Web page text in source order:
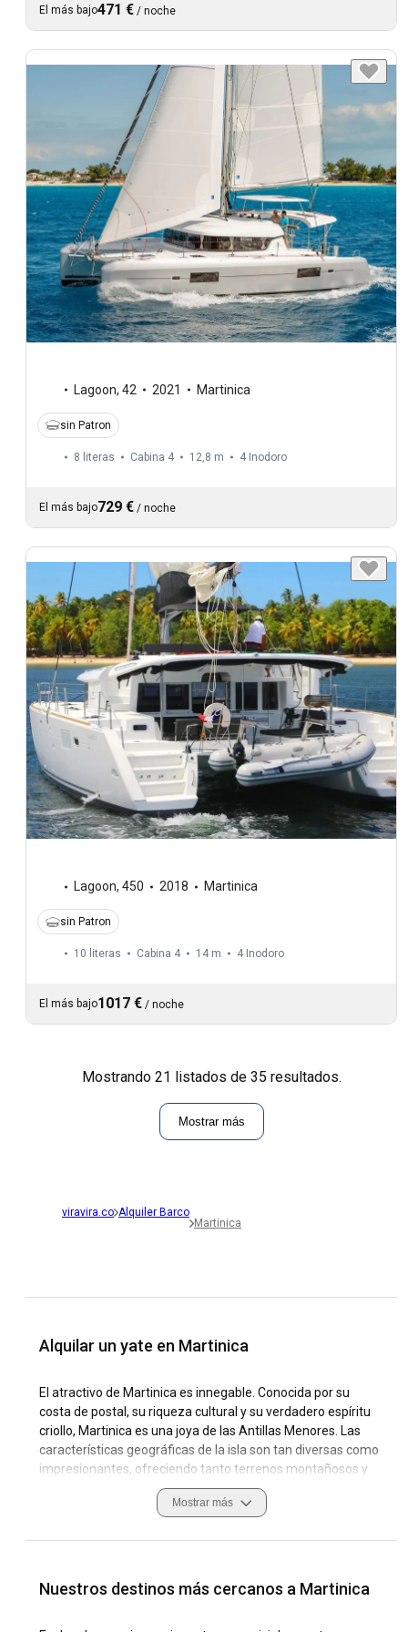
El más bajo471 € / noche
Lagoon, 42 2021 Martinica
sin Patron
8 literas Cabina 4 12,8 m 4 Inodoro
El más bajo729 € / noche
Lagoon, 450 2018 Martinica
sin Patron
10 literas Cabina 4 14 m 4 Inodoro
El más bajo1017 € / noche
Mostrando 21 listados de 35 resultados.
Mostrar más
viravira.co Alquiler Barco
Martinica
Alquilar un yate en Martinica
El atractivo de Martinica es innegable. Conocida por su
costa de postal, su riqueza cultural y su verdadero espíritu
criollo, Martinica es una joya de las Antillas Menores. Las
características geográficas de la isla son tan diversas como
impresionantes, ofreciendo tanto terrenos montañosos y
exuberantes como hermosas playas. El alquiler de yates en
Martinica se vuelve aún más atractivo gracias a marinas de
modernas instalaciones y comodidades. Como destino de
caracterizado por constantes vientos alisios del noreste,
Mostrar más
Nuestros destinos más cercanos a Martinica